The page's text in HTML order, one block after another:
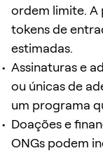
ordem limite. A
tokens de
estimadas.
Assinaturas e
ou únicas de
um programa
Doações e
ONGs podem